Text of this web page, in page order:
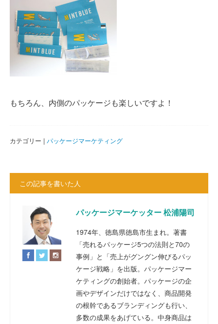
もちろん、内側のパッケージも楽しいですよ！
カテゴリー | パッケージマーケティング
この記事を書いた人
パッケージマーケッター 松浦陽司
1974年、徳島県徳島市生まれ。著書
「売れるパッケージ5つの法則と70の
事例」と「売上がグングン伸びるパッ
ケージ戦略」を出版。パッケージマー
ケティングの創始者。パッケージの企
画やデザインだけではなく、商品開発
の根幹であるブランディングも行い、
多数の成果をあげている。中身商品は